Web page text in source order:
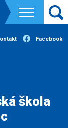
Facebook
škola